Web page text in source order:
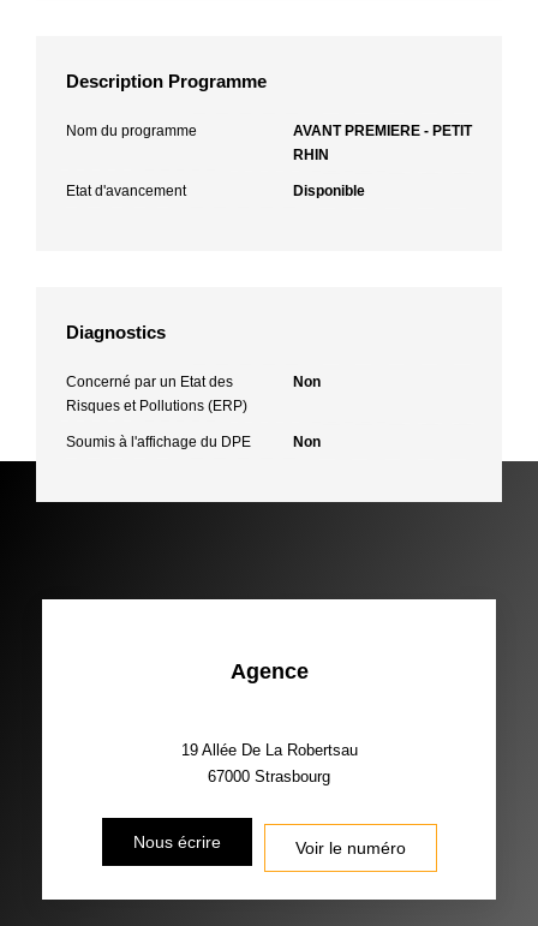
Description Programme
Nom du programme
AVANT PREMIERE - PETIT
RHIN
Etat d'avancement Disponible
Diagnostics
Concerné par un Etat des
Risques et Pollutions (ERP)
Non
Soumis à l'affichage du DPE Non
Agence
19 Allée De La Robertsau
67000 Strasbourg
Nous écrire Voir le numéro